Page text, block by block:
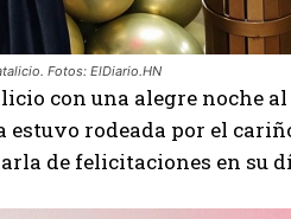
Fotos: ElDiario.HN
con una alegre noche
estuvo rodeada por el
de felicitaciones en su